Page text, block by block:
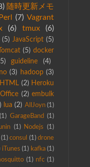
随時更新メモ
Perl (7) Vagrant
(6) tmux (6)
(5) JavaScript (5)
Tomcat (5) docker
guideline
(4)
(3) hadoop (3)
HTML (2) Heroku
Office (2) embulk
lua (2) AllJoyn (1)
(1) GarageBand
(1)
(1) Nodejs
(1)
(1) consul (1) drone
iTunes (1) kafka (1)
(1) nfc (1)